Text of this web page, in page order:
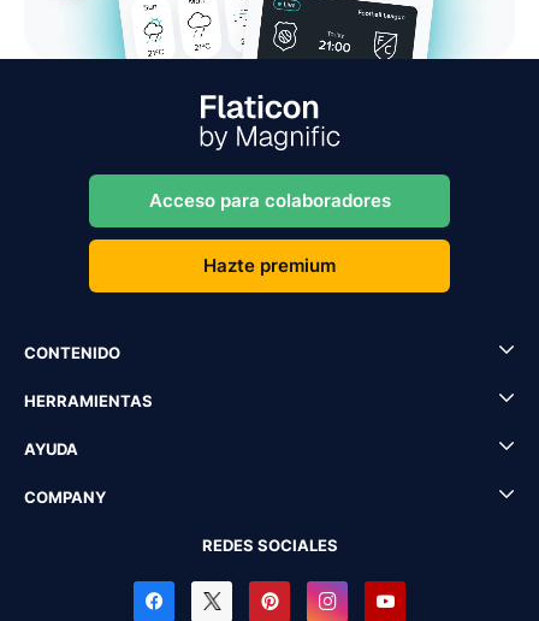
Acceso para colaboradores
Hazte premium
CONTENIDO
HERRAMIENTAS
AYUDA
COMPANY
REDES SOCIALES